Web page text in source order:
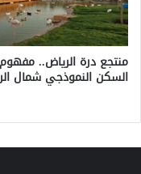
منتجع درة الرياض.. مفهوم
السكن النموذجي شمال